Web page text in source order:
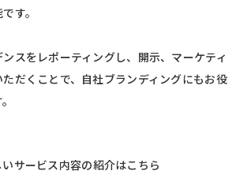
す。
スをレポーティングし、開示、マーケティ
だくことで、自社ブランディングにもお役
サービス内容の紹介はこちら